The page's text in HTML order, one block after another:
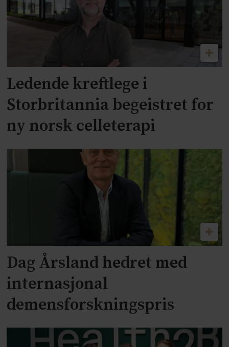
Ledende kreftlege i
Storbritannia begeistret for
ny norsk celleterapi
Dag Årsland hedret med
internasjonal
demensforskningspris